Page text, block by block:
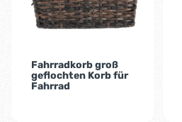
Fahrradkorb groß
geflochten Korb für
Fahrrad